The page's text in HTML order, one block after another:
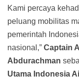
Kami percaya
peluang mobilitas
pemerintah
nasional,” Captain
Abdurachman
Utama Indonesia